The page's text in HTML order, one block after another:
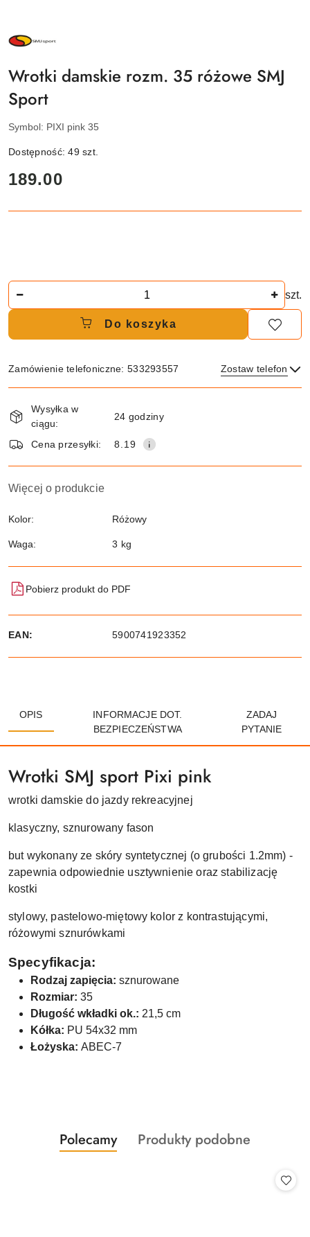
NAZWA
PRODUCENTA:
Wrotki damskie rozm. 35 różowe SMJ
Sport
Symbol: PIXI pink 35
Dostępność:49szt.
cena:
189.00
szt.
Do koszyka
Zamówienie telefoniczne: 533293557 Zostaw telefon
i
dostawa
Wysyłka w
ciągu:
24 godziny
Cena przesyłki: 8.19
Więcej o produkcie
Kolor: Różowy
Waga: 3 kg
Pobierz produkt do PDF
EAN: 5900741923352
OPIS
INFORMACJE DOT.
BEZPIECZEŃSTWA
ZADAJ
PYTANIE
Wrotki SMJ sport Pixi pink
wrotki damskie do jazdy rekreacyjnej
klasyczny, sznurowany fason
but wykonany ze skóry syntetycznej (o grubości 1.2mm) -
zapewnia odpowiednie usztywnienie oraz stabilizację
kostki
stylowy, pastelowo-miętowy kolor z kontrastującymi,
różowymi sznurówkami
Specyfikacja:
Rodzaj zapięcia: sznurowane
Rozmiar: 35
Długość wkładki ok.: 21,5 cm
Kółka: PU 54x32 mm
Łożyska: ABEC-7
Pomiń karuzelę produktów
Produkty
o
Polecamy
Produkty
Produkty podobne